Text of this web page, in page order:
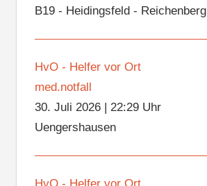
B19 - Heidingsfeld - Reichenberg
HvO - Helfer vor Ort
med.notfall
30. Juli 2026| 22:29 Uhr
Uengershausen